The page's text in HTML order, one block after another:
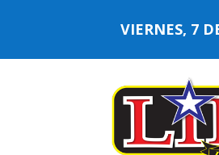
VIERNES, 7